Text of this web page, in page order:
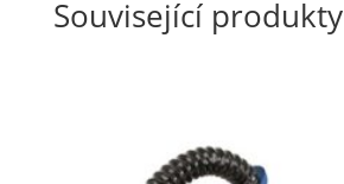
Související produkty